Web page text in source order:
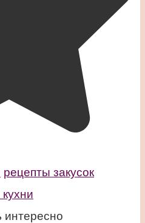
рецепты закусок